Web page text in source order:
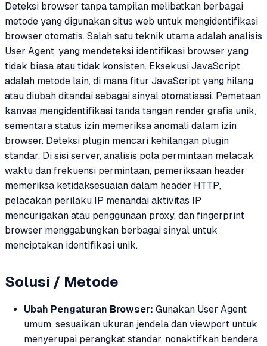
Deteksi browser tanpa tampilan melibatkan berbagai
metode yang digunakan situs web untuk mengidentifikasi
browser otomatis. Salah satu teknik utama adalah analisis
User Agent, yang mendeteksi identifikasi browser yang
tidak biasa atau tidak konsisten. Eksekusi JavaScript
adalah metode lain, di mana fitur JavaScript yang hilang
atau diubah ditandai sebagai sinyal otomatisasi. Pemetaan
kanvas mengidentifikasi tanda tangan render grafis unik,
sementara status izin memeriksa anomali dalam izin
browser. Deteksi plugin mencari kehilangan plugin
standar. Di sisi server, analisis pola permintaan melacak
waktu dan frekuensi permintaan, pemeriksaan header
memeriksa ketidaksesuaian dalam header HTTP,
pelacakan perilaku IP menandai aktivitas IP
mencurigakan atau penggunaan proxy, dan fingerprint
browser menggabungkan berbagai sinyal untuk
menciptakan identifikasi unik.
Solusi / Metode
Ubah Pengaturan Browser: Gunakan User Agent
umum, sesuaikan ukuran jendela dan viewport untuk
menyerupai perangkat standar, nonaktifkan bendera